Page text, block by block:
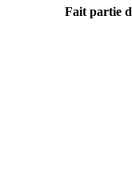
Fait partie